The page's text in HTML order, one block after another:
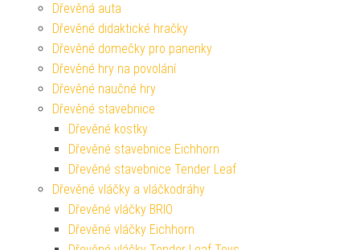
Dřevěná auta
Dřevěné didaktické hračky
Dřevěné domečky pro panenky
Dřevěné hry na povolání
Dřevěné naučné hry
Dřevěné stavebnice
Dřevěné kostky
Dřevěné stavebnice Eichhorn
Dřevěné stavebnice Tender Leaf
Dřevěné vláčky a vláčkodráhy
Dřevěné vláčky BRIO
Dřevěné vláčky Eichhorn